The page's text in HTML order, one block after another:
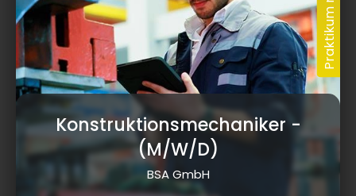
Konstruktionsmechaniker -
(M/W/D)
BSA GmbH